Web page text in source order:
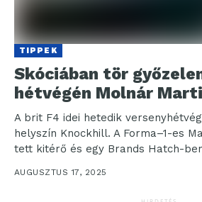
TIPPEK
Skóciában tör
hétvégén Molnár
A brit F4 idei hetedik
helyszín Knockhill. A Forma–1-es
tett kitérő és egy Brands Hatch-
AUGUSZTUS 17, 2025